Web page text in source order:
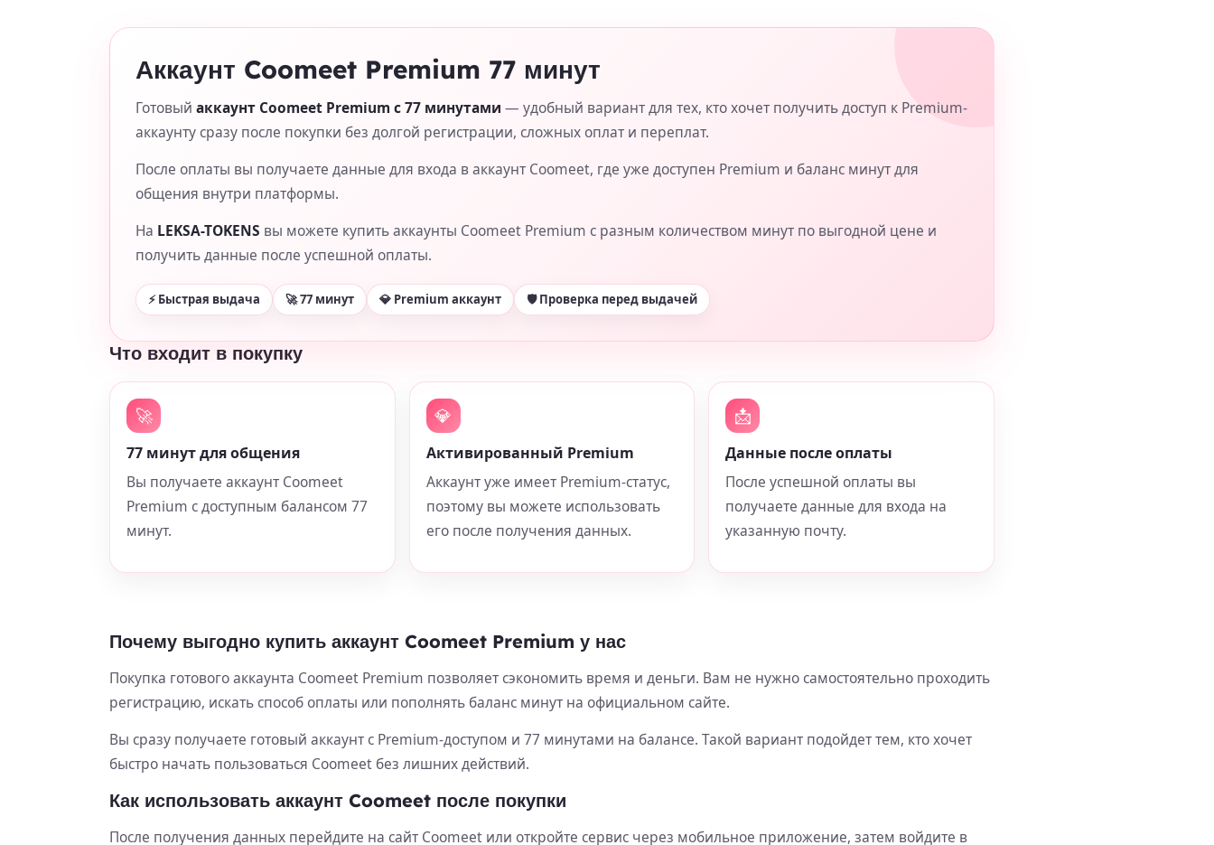
Аккаунт Coomeet Premium 77 минут
Готовый аккаунт Coomeet Premium с 77 минутами — удобный вариант для тех, кто хочет получить доступ к Premium-
аккаунту сразу после покупки без долгой регистрации, сложных оплат и переплат.
После оплаты вы получаете данные для входа в аккаунт Coomeet, где уже доступен Premium и баланс минут для
общения внутри платформы.
На LEKSA-TOKENS вы можете купить аккаунты Coomeet Premium с разным количеством минут по выгодной цене и
получить данные после успешной оплаты.
⚡ Быстрая выдача 🚀 77 минут 💎 Premium аккаунт 🛡 Проверка перед выдачей
Что входит в покупку
🚀
77 минут для общения
Вы получаете аккаунт Coomeet
Premium с доступным балансом 77
минут.
💎
Активированный Premium
Аккаунт уже имеет Premium-статус,
поэтому вы можете использовать
его после получения данных.
📩
Данные после оплаты
После успешной оплаты вы
получаете данные для входа на
указанную почту.
Почему выгодно купить аккаунт Coomeet Premium у нас
Покупка готового аккаунта Coomeet Premium позволяет сэкономить время и деньги. Вам не нужно самостоятельно проходить
регистрацию, искать способ оплаты или пополнять баланс минут на официальном сайте.
Вы сразу получаете готовый аккаунт с Premium-доступом и 77 минутами на балансе. Такой вариант подойдет тем, кто хочет
быстро начать пользоваться Coomeet без лишних действий.
Как использовать аккаунт Coomeet после покупки
После получения данных перейдите на сайт Coomeet или откройте сервис через мобильное приложение, затем войдите в